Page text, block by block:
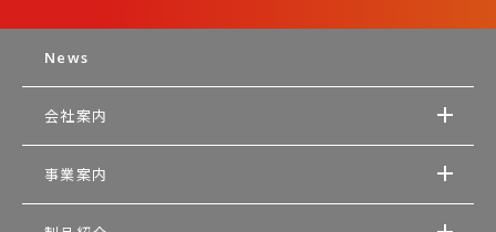
News
会社案内
事業案内